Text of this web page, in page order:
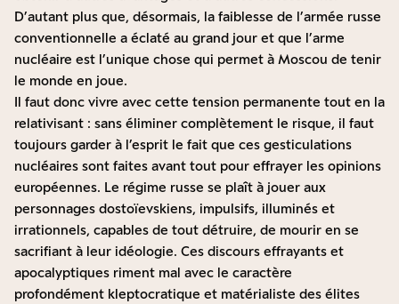
D’autant plus que, désormais, la faiblesse de l’armée russe
conventionnelle a éclaté au grand jour et que l’arme
nucléaire est l’unique chose qui permet à Moscou de tenir
le monde en joue.
Il faut donc vivre avec cette tension permanente tout en la
relativisant : sans éliminer complètement le risque, il faut
toujours garder à l’esprit le fait que ces gesticulations
nucléaires sont faites avant tout pour effrayer les opinions
européennes. Le régime russe se plaît à jouer aux
personnages dostoïevskiens, impulsifs, illuminés et
irrationnels, capables de tout détruire, de mourir en se
sacrifiant à leur idéologie. Ces discours effrayants et
apocalyptiques riment mal avec le caractère
profondément kleptocratique et matérialiste des élites